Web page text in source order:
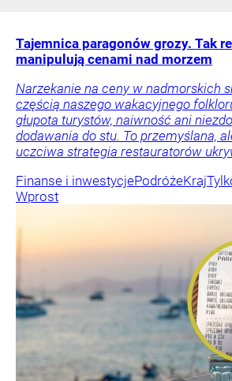
Tajemnica paragonów grozy. Tak
manipulują cenami nad morzem
Narzekanie na ceny w nadmorskich
częścią naszego wakacyjnego
głupota turystów, naiwność ani
dodawania do stu. To przemyślana,
uczciwa strategia restauratorów
Finanse i inwestycjePodróżeKraj
Wprost